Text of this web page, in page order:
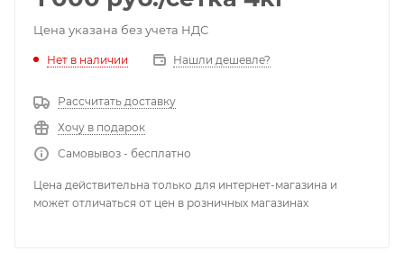
Цена указана без учета НДС
Нет в наличии Нашли дешевле?
Рассчитать доставку
Хочу в подарок
Самовывоз - бесплатно
Цена действительна только для интернет-магазина и
может отличаться от цен в розничных магазинах